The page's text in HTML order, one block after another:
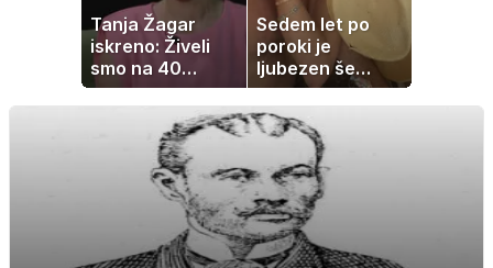
Tanja Žagar
iskreno: Živeli
smo na 40
kvadratih, a
imela sem vse,
kar otrok
potrebuje
Sedem let po
poroki je
ljubezen še
vedno enako
močna